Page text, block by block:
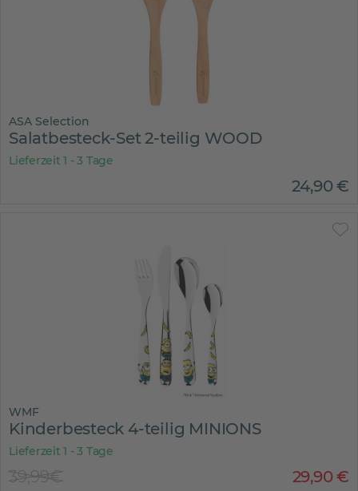
ASA Selection
Salatbesteck-Set 2-teilig WOOD
Lieferzeit 1 - 3 Tage
24,90€
WMF
Kinderbesteck 4-teilig MINIONS
Lieferzeit 1 - 3 Tage
29,90€
39,99€